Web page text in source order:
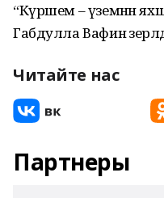
“Күршем – үземнән
Габдулла Вафин
Читайте нас
Партнеры